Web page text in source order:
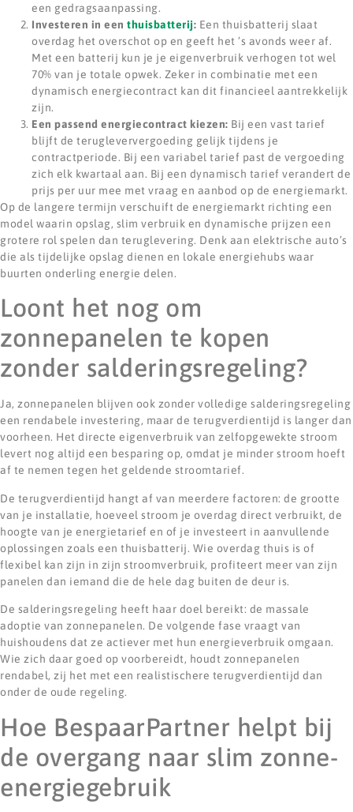
een gedragsaanpassing.
Investeren in een thuisbatterij: Een thuisbatterij slaat
overdag het overschot op en geeft het ’s avonds weer af.
Met een batterij kun je je eigenverbruik verhogen tot wel
70% van je totale opwek. Zeker in combinatie met een
dynamisch energiecontract kan dit financieel aantrekkelijk
zijn.
Een passend energiecontract kiezen: Bij een vast tarief
blijft de terugleververgoeding gelijk tijdens je
contractperiode. Bij een variabel tarief past de vergoeding
zich elk kwartaal aan. Bij een dynamisch tarief verandert de
prijs per uur mee met vraag en aanbod op de energiemarkt.
Op de langere termijn verschuift de energiemarkt richting een
model waarin opslag, slim verbruik en dynamische prijzen een
grotere rol spelen dan teruglevering. Denk aan elektrische auto’s
die als tijdelijke opslag dienen en lokale energiehubs waar
buurten onderling energie delen.
Loont het nog om
zonnepanelen te kopen
zonder salderingsregeling?
Ja, zonnepanelen blijven ook zonder volledige salderingsregeling
een rendabele investering, maar de terugverdientijd is langer dan
voorheen. Het directe eigenverbruik van zelfopgewekte stroom
levert nog altijd een besparing op, omdat je minder stroom hoeft
af te nemen tegen het geldende stroomtarief.
De terugverdientijd hangt af van meerdere factoren: de grootte
van je installatie, hoeveel stroom je overdag direct verbruikt, de
hoogte van je energietarief en of je investeert in aanvullende
oplossingen zoals een thuisbatterij. Wie overdag thuis is of
flexibel kan zijn in zijn stroomverbruik, profiteert meer van zijn
panelen dan iemand die de hele dag buiten de deur is.
De salderingsregeling heeft haar doel bereikt: de massale
adoptie van zonnepanelen. De volgende fase vraagt van
huishoudens dat ze actiever met hun energieverbruik omgaan.
Wie zich daar goed op voorbereidt, houdt zonnepanelen
rendabel, zij het met een realistischere terugverdientijd dan
onder de oude regeling.
Hoe BespaarPartner helpt bij
de overgang naar slim zonne-
energiegebruik